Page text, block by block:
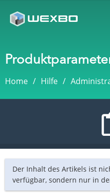
Home Hilfe
Der Inhalt des Artikels ist
verfügbar, sondern nur in